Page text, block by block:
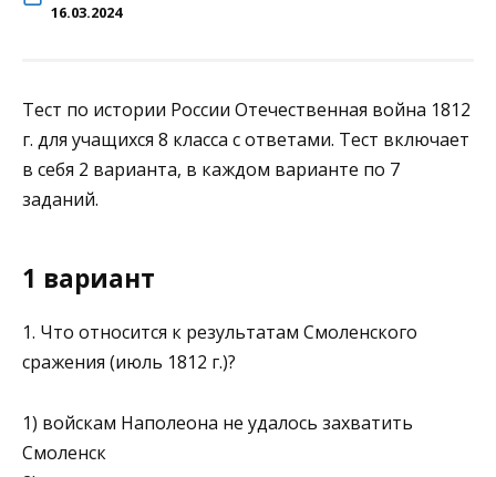
16.03.2024
Тест по истории России Отечественная война 1812
г. для учащихся 8 класса с ответами. Тест включает
в себя 2 варианта, в каждом варианте по 7
заданий.
1 вариант
1. Что относится к результатам Смоленского
сражения (июль 1812 г.)?
1) войскам Наполеона не удалось захватить
Смоленск